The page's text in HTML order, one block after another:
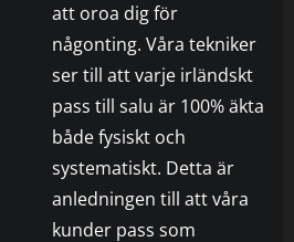
att oroa dig för
någonting. Våra tekniker
ser till att varje irländskt
pass till salu är 100% äkta
både fysiskt och
systematiskt. Detta är
anledningen till att våra
kunder pass som